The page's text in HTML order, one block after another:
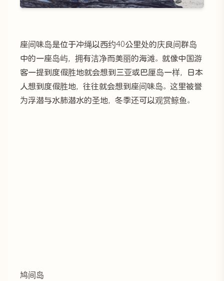
座间味岛是位于冲绳以西约40公里处的庆良间群岛
中的一座岛屿，拥有洁净而美丽的海滩。就像中国游
客一提到度假胜地就会想到三亚或巴厘岛一样，日本
人想到度假胜地，往往就会想到座间味岛。这里被誉
为浮潜与水肺潜水的圣地，冬季还可以观赏鲸鱼。
鸠间岛